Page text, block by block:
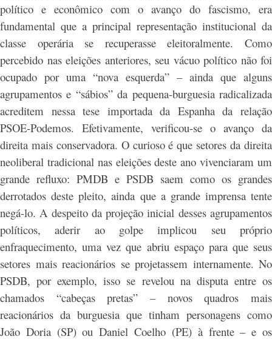
político e econômico com o avanço do fascismo, era
fundamental que a principal representação institucional da
classe operária se recuperasse eleitoralmente. Como
percebido nas eleições anteriores, seu vácuo político não foi
ocupado por uma “nova esquerda” – ainda que alguns
agrupamentos e “sábios” da pequena-burguesia radicalizada
acreditem nessa tese importada da Espanha da relação
PSOE-Podemos. Efetivamente, verificou-se o avanço da
direita mais conservadora. O curioso é que setores da direita
neoliberal tradicional nas eleições deste ano vivenciaram um
grande refluxo: PMDB e PSDB saem como os grandes
derrotados deste pleito, ainda que a grande imprensa tente
negá-lo. A despeito da projeção inicial desses agrupamentos
políticos, aderir ao golpe implicou seu próprio
enfraquecimento, uma vez que abriu espaço para que seus
setores mais reacionários se projetassem internamente. No
PSDB, por exemplo, isso se revelou na disputa entre os
chamados “cabeças pretas” – novos quadros mais
reacionários da burguesia que tinham personagens como
João Doria (SP) ou Daniel Coelho (PE) à frente – e os